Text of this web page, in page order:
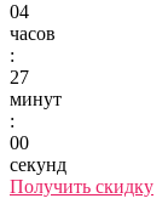
04
часов
:
27
минут
:
00
секунд
Получить скидку